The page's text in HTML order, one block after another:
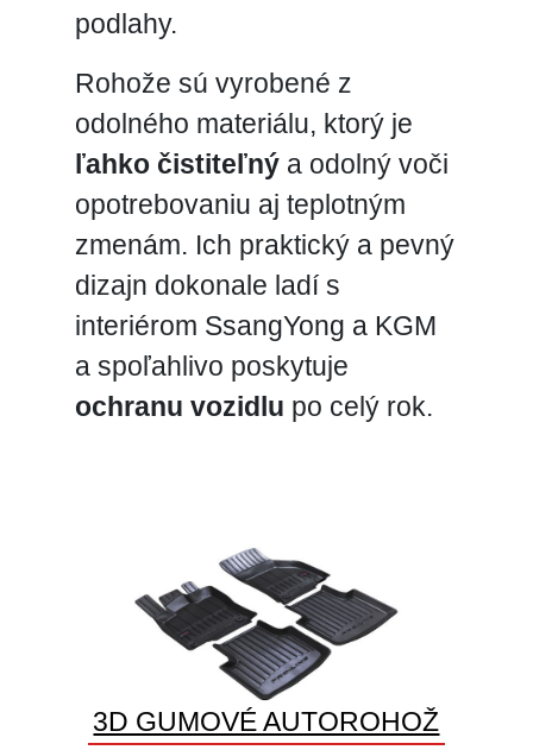
podlahy.
Rohože sú vyrobené z
odolného materiálu, ktorý je
ľahko čistiteľnýa odolný voči
opotrebovaniu aj teplotným
zmenám. Ich praktický a pevný
dizajn dokonale ladí s
interiérom SsangYong a KGM
a spoľahlivo poskytuje
ochranu vozidlu po celý rok.
3D GUMOVÉ AUTOROHOŽ